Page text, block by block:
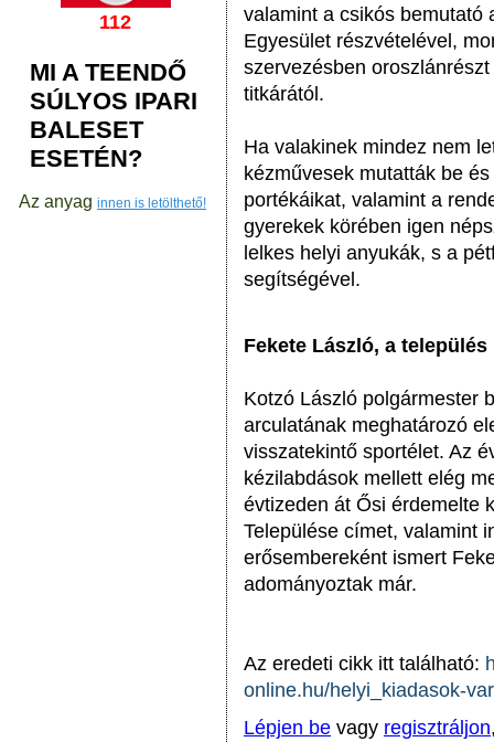
112
MI A TEENDŐ
SÚLYOS IPARI
BALESET
ESETÉN?
Az anyag innen is letölthető!
valamint a csikós bemutató
Egyesület részvételével,
szervezésben
titkárától.
Ha valakinek mindez nem
kézművesek mutatták be
portékáikat, valamint a
gyerekek körében igen
lelkes helyi anyukák, s a
segítségével.
Fekete László, a
Kotzó László polgármester
arculatának meghatározó
visszatekintő sportélet. Az
kézilabdások mellett elég
évtizeden át Ősi érdemelte
Települése címet, valamint
erősembereként ismert
adományoztak már.
Az eredeti cikk itt található:
online.hu/helyi_kiadasok-
Lépjen be vagy regisztráljon